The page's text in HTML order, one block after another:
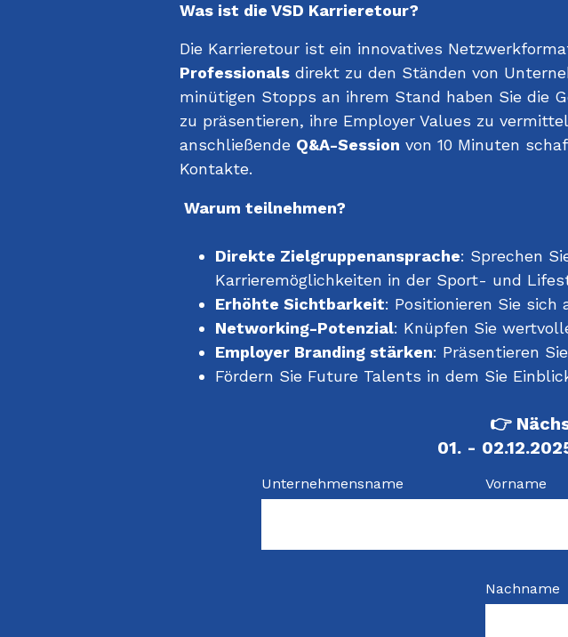
Was ist die VSD Karrieretour?
Die Karrieretour ist ein innovatives
Professionals direkt zu den Ständen von
minütigen Stopps an ihrem Stand haben Sie die
zu präsentieren, ihre Employer Values zu
anschließende Q&A-Session von 10 Minuten
Kontakte.
Warum teilnehmen?
Direkte Zielgruppenansprache: Sprechen
Karrieremöglichkeiten in der Sport- und
Erhöhte Sichtbarkeit: Positionieren Sie
Networking-Potenzial: Knüpfen Sie
Employer Branding stärken: Präsentieren
Fördern Sie Future Talents in dem Sie
👉
01. -
Unternehmensname Vorname
Nachname